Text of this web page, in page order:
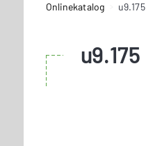
Onlinekatalog u9.175
u9.175